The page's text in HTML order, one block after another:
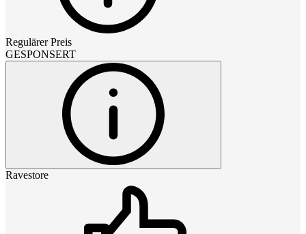
Regulärer Preis
GESPONSERT
Ravestore